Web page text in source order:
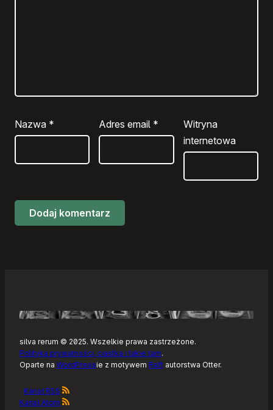
Nazwa * Adres email *
Witryna
internetowa
silva rerum © 2025. Wszelkie prawa zastrzeżone.
Polityka prywatności, ciastka i takie tam.
Oparte na WordPressie z motywem Raft autorstwa Otter.
Kanał RSS
Kanał Atom